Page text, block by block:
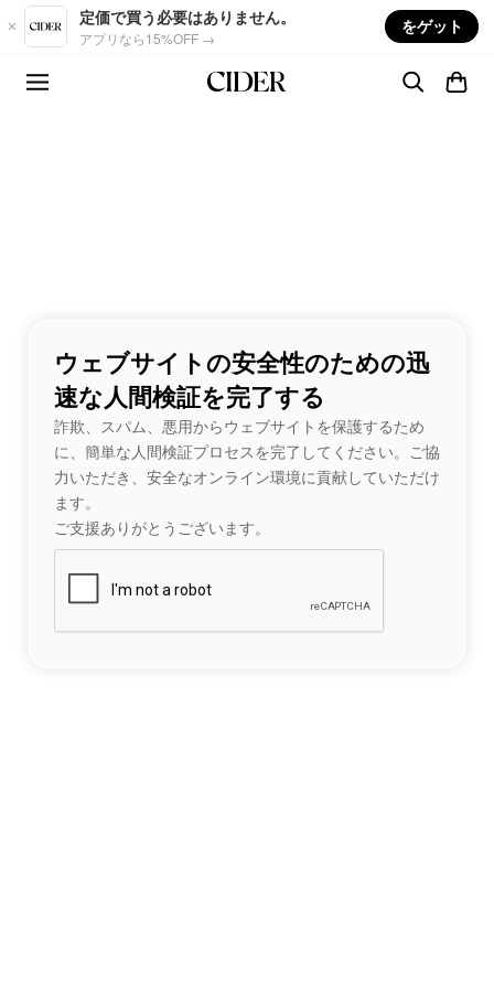
Skip to main content
定価で買う必要はありません。
アプリなら15%OFF →
をゲット
ウェブサイトの安全性のための迅
速な人間検証を完了する
詐欺、スパム、悪用からウェブサイトを保護するため
に、簡単な人間検証プロセスを完了してください。ご協
力いただき、安全なオンライン環境に貢献していただけ
ます。
ご支援ありがとうございます。